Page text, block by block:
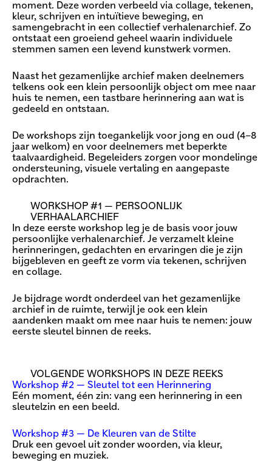
moment. Deze worden verbeeld via collage, tekenen,
kleur, schrijven en intuïtieve beweging, en
samengebracht in een collectief verhalenarchief. Zo
ontstaat een groeiend geheel waarin individuele
stemmen samen een levend kunstwerk vormen.
Naast het gezamenlijke archief maken deelnemers
telkens ook een klein persoonlijk object om mee naar
huis te nemen, een tastbare herinnering aan wat is
gedeeld en ontstaan.
De workshops zijn toegankelijk voor jong en oud (4–8
jaar welkom) en voor deelnemers met beperkte
taalvaardigheid. Begeleiders zorgen voor mondelinge
ondersteuning, visuele vertaling en aangepaste
opdrachten.
WORKSHOP #1 — PERSOONLIJK
VERHAALARCHIEF
In deze eerste workshop leg je de basis voor jouw
persoonlijke verhalenarchief. Je verzamelt kleine
herinneringen, gedachten en ervaringen die je zijn
bijgebleven en geeft ze vorm via tekenen, schrijven
en collage.
Je bijdrage wordt onderdeel van het gezamenlijke
archief in de ruimte, terwijl je ook een klein
aandenken maakt om mee naar huis te nemen: jouw
eerste sleutel binnen de reeks.
VOLGENDE WORKSHOPS IN DEZE REEKS
Workshop #2 — Sleutel tot een Herinnering
Eén moment, één zin: vang een herinnering in een
sleutelzin en een beeld.
Workshop #3 — De Kleuren van de Stilte
Druk een gevoel uit zonder woorden, via kleur,
beweging en muziek.